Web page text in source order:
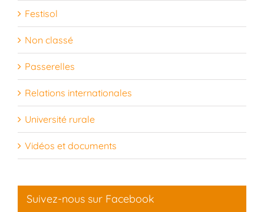
Festisol
Non classé
Passerelles
Relations internationales
Université rurale
Vidéos et documents
Suivez-nous sur Facebook